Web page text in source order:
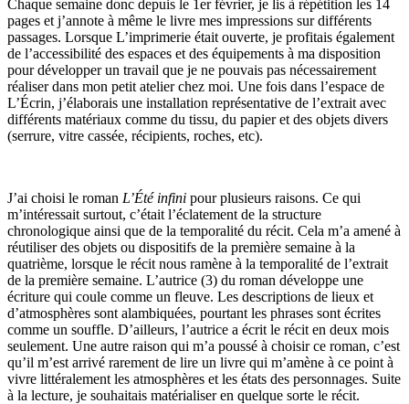
Chaque semaine donc depuis le 1er février, je lis à répétition les 14
pages et j’annote à même le livre mes impressions sur différents
passages. Lorsque L’imprimerie était ouverte, je profitais également
de l’accessibilité des espaces et des équipements à ma disposition
pour développer un travail que je ne pouvais pas nécessairement
réaliser dans mon petit atelier chez moi. Une fois dans l’espace de
L’Écrin, j’élaborais une installation représentative de l’extrait avec
différents matériaux comme du tissu, du papier et des objets divers
(serrure, vitre cassée, récipients, roches, etc).
J’ai choisi le roman L’Été infini pour plusieurs raisons. Ce qui
m’intéressait surtout, c’était l’éclatement de la structure
chronologique ainsi que de la temporalité du récit. Cela m’a amené à
réutiliser des objets ou dispositifs de la première semaine à la
quatrième, lorsque le récit nous ramène à la temporalité de l’extrait
de la première semaine. L’autrice (3) du roman développe une
écriture qui coule comme un fleuve. Les descriptions de lieux et
d’atmosphères sont alambiquées, pourtant les phrases sont écrites
comme un souffle. D’ailleurs, l’autrice a écrit le récit en deux mois
seulement. Une autre raison qui m’a poussé à choisir ce roman, c’est
qu’il m’est arrivé rarement de lire un livre qui m’amène à ce point à
vivre littéralement les atmosphères et les états des personnages. Suite
à la lecture, je souhaitais matérialiser en quelque sorte le récit.